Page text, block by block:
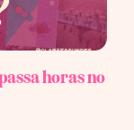
horas no